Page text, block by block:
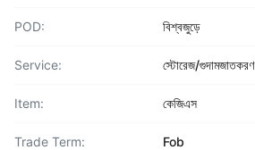
POD: বিশ্বজুড়ে
Service: স্টোরেজ/গুদামজাতকরণ
Item: কেজিএস
Trade Term: Fob